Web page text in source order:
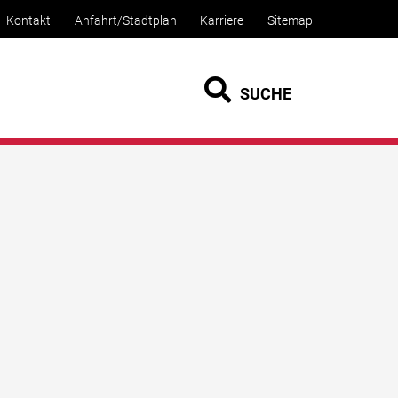
Kontakt Anfahrt/Stadtplan Karriere Sitemap
SUCHE